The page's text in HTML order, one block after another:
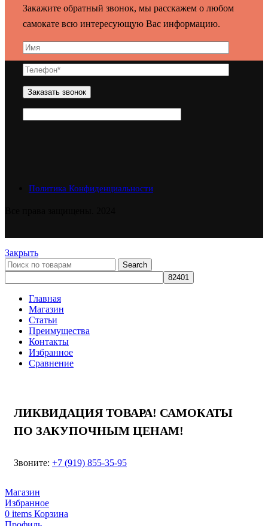
Закажите обратный звонок, мы расскажем о любом
самокате всю интересующую Вас информацию.
Политика Конфиденциальности
Закрыть
Search
Главная
Магазин
Статьи
Преимущества
Контакты
Избранное
Сравнение
ЛИКВИДАЦИЯ ТОВАРА! САМОКАТЫ
ПО ЗАКУПОЧНЫМ ЦЕНАМ!
Звоните: +7 (919) 855-35-95
Магазин
Избранное
0 items Корзина